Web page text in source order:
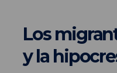
Los
y la